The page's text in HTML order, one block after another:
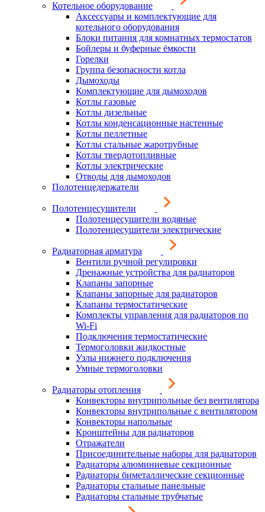
Котельное оборудование
Аксессуары и комплектующие для
котельного оборудования
Блоки питания для комнатных термостатов
Бойлеры и буферные ёмкости
Горелки
Группа безопасности котла
Дымоходы
Комплектующие для дымоходов
Котлы газовые
Котлы дизельные
Котлы конденсационные настенные
Котлы пеллетные
Котлы стальные жаротрубные
Котлы твердотопливные
Котлы электрические
Отводы для дымоходов
Полотенцедержатели
Полотенцесушители
Полотенцесушители водяные
Полотенцесушители электрические
Радиаторная арматура
Вентили ручной регулировки
Дренажные устройства для радиаторов
Клапаны запорные
Клапаны запорные для радиаторов
Клапаны термостатические
Комплекты управления для радиаторов по
Wi-Fi
Подключения термостатические
Термоголовки жидкостные
Узлы нижнего подключения
Умные термоголовки
Радиаторы отопления
Конвекторы внутрипольные без вентилятора
Конвекторы внутрипольные с вентилятором
Конвекторы напольные
Кронштейны для радиаторов
Отражатели
Присоединительные наборы для радиаторов
Радиаторы алюминиевые секционные
Радиаторы биметаллические секционные
Радиаторы стальные панельные
Радиаторы стальные трубчатые